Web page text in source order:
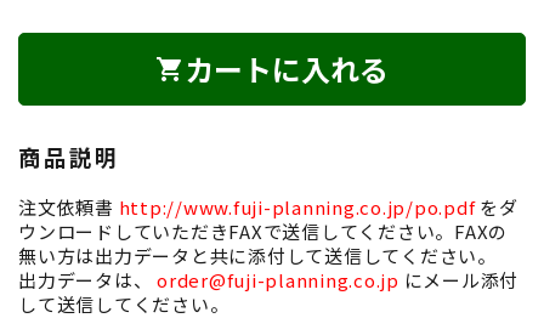
shopping_cart カートに入れる
商品説明
注文依頼書 http://www.fuji-planning.co.jp/po.pdfをダ
ウンロードしていただきFAXで送信してください。FAXの
無い方は出力データと共に添付して送信してください。
出力データは、
order@fuji-planning.co.jp にメール添付
して送信してください。